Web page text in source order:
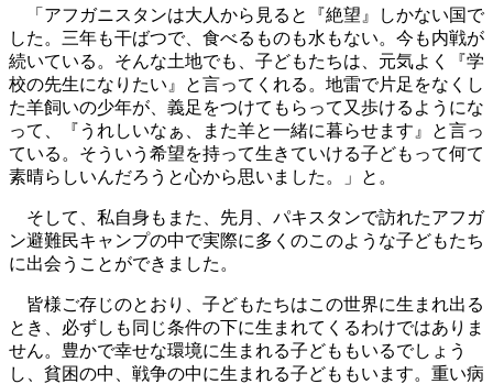
「アフガニスタンは大人から見ると『絶望』しかない国で
した。三年も干ばつで、食べるものも水もない。今も内戦が
続いている。そんな土地でも、子どもたちは、元気よく『学
校の先生になりたい』と言ってくれる。地雷で片足をなくし
た羊飼いの少年が、義足をつけてもらって又歩けるようにな
って、『うれしいなぁ、また羊と一緒に暮らせます』と言っ
ている。そういう希望を持って生きていける子どもって何て
素晴らしいんだろうと心から思いました。」と。
そして、私自身もまた、先月、パキスタンで訪れたアフガ
ン避難民キャンプの中で実際に多くのこのような子どもたち
に出会うことができました。
皆様ご存じのとおり、子どもたちはこの世界に生まれ出る
とき、必ずしも同じ条件の下に生まれてくるわけではありま
せん。豊かで幸せな環境に生まれる子どももいるでしょう
し、貧困の中、戦争の中に生まれる子どももいます。重い病